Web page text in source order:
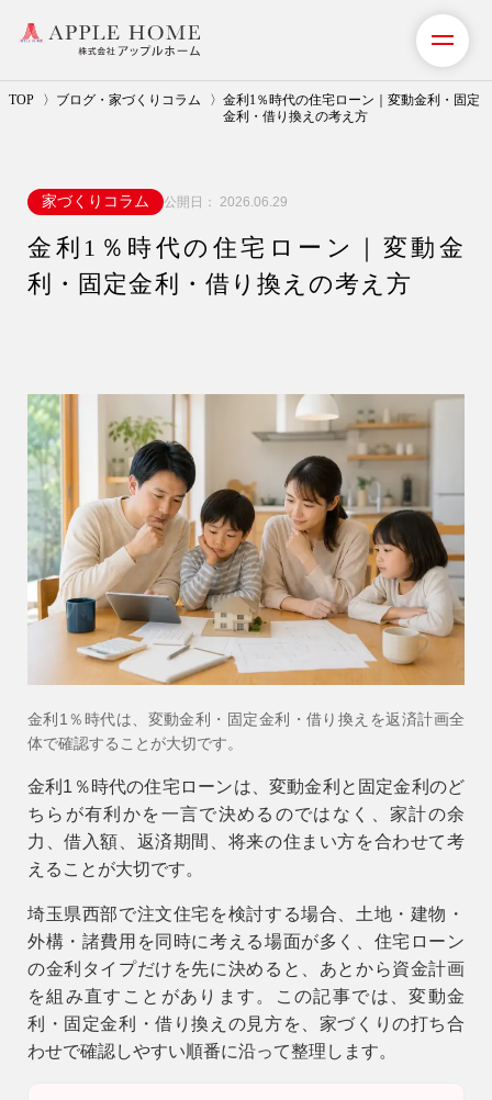
TOP ブログ・家づくりコラム
金利1％時代の住宅ローン｜変動金利・固定
金利・借り換えの考え方
家づくりコラム 公開日： 2026.06.29
金利1％時代の住宅ローン｜変動金
利・固定金利・借り換えの考え方
金利1％時代は、変動金利・固定金利・借り換えを返済計画全
体で確認することが大切です。
金利1％時代の住宅ローンは、変動金利と固定金利のど
ちらが有利かを一言で決めるのではなく、家計の余
力、借入額、返済期間、将来の住まい方を合わせて考
えることが大切です。
埼玉県西部で注文住宅を検討する場合、土地・建物・
外構・諸費用を同時に考える場面が多く、住宅ローン
の金利タイプだけを先に決めると、あとから資金計画
を組み直すことがあります。この記事では、変動金
利・固定金利・借り換えの見方を、家づくりの打ち合
わせで確認しやすい順番に沿って整理します。
事業紹介（注文住宅）
リフォーム・リノベーション
ショールーム・モデルハウス
施工事例・お客様の声
会社情報
会社概要
スタッフ紹介
お知らせ
イベント
営業時間 9時〜18時
（定休／水曜日）